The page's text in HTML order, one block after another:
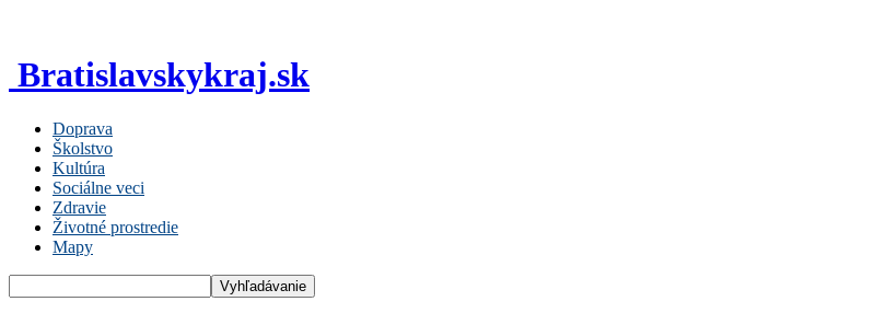
Bratislavskykraj.sk
Doprava
Školstvo
Kultúra
Sociálne veci
Zdravie
Životné prostredie
Mapy